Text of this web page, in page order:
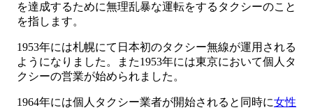
を達成するために無理乱暴な運転をするタクシーのこと
を指します。
1953年には札幌にて日本初のタクシー無線が運用される
ようになりました。また1953年には東京において個人タ
クシーの営業が始められました。
1964年には個人タクシー業者が開始されると同時に女性